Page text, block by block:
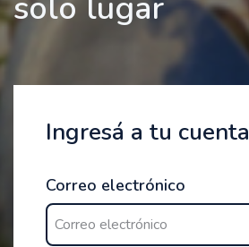
Ingresá a tu cuenta
Correo electrónico